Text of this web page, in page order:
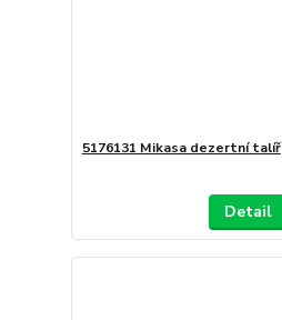
5176131 Mikasa dezertní talíř
Detail